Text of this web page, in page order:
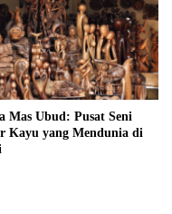
Mas Ubud: Pusat Seni
Kayu yang Mendunia di